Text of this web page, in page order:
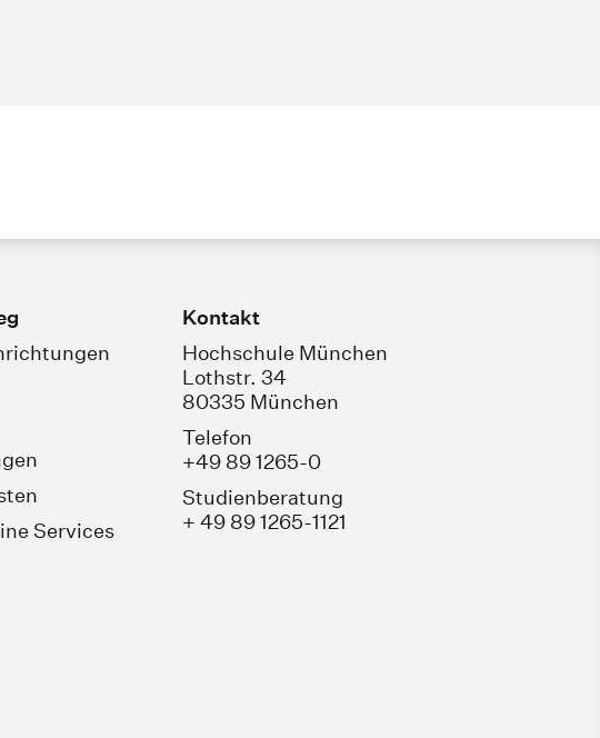
Services
Kontakt
Hochschule München
Lothstr. 34
80335 München
Telefon
+49 89 1265-0
Studienberatung
+ 49 89 1265-1121